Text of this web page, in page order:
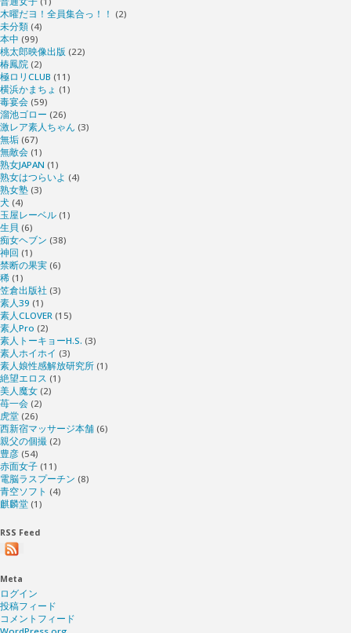
木曜だヨ！全員集合っ！！ (2)
未分類 (4)
本中 (99)
桃太郎映像出版 (22)
椿鳳院 (2)
極ロリCLUB (11)
横浜かまちょ (1)
毒宴会 (59)
溜池ゴロー (26)
激レア素人ちゃん (3)
無垢 (67)
無敵会 (1)
熟女JAPAN (1)
熟女はつらいよ (4)
熟女塾 (3)
犬 (4)
玉屋レーベル (1)
生貝 (6)
痴女ヘブン (38)
神回 (1)
禁断の果実 (6)
稀 (1)
笠倉出版社 (3)
素人39 (1)
素人CLOVER (15)
素人Pro (2)
素人トーキョーH.S. (3)
素人ホイホイ (3)
素人娘性感解放研究所 (1)
絶望エロス (1)
美人魔女 (2)
苺一会 (2)
虎堂 (26)
西新宿マッサージ本舗 (6)
親父の個撮 (2)
豊彦 (54)
赤面女子 (11)
電脳ラスプーチン (8)
青空ソフト (4)
麒麟堂 (1)
RSS Feed
Meta
ログイン
投稿フィード
コメントフィード